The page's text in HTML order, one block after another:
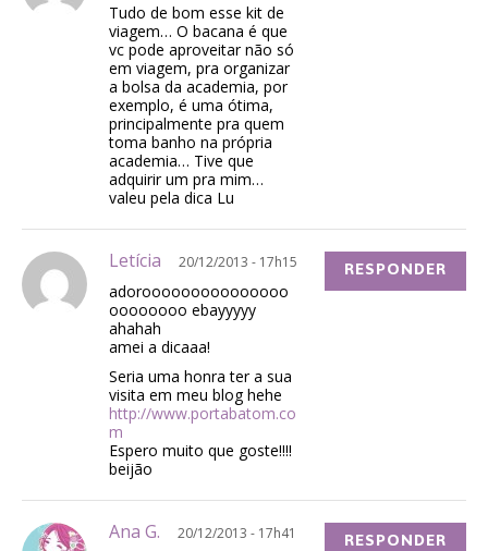
Tudo de bom esse kit de
viagem… O bacana é que
vc pode aproveitar não só
em viagem, pra organizar
a bolsa da academia, por
exemplo, é uma ótima,
principalmente pra quem
toma banho na própria
academia… Tive que
adquirir um pra mim…
valeu pela dica Lu
Letícia 20/12/2013 - 17h15
adorooooooooooooooo
oooooooo ebayyyyy
ahahah
amei a dicaaa!
Seria uma honra ter a sua
visita em meu blog hehe
http://www.portabatom.co
m
Espero muito que goste!!!!
beijão
RESPONDER
Ana G. 20/12/2013 - 17h41 RESPONDER